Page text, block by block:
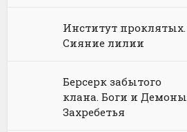
Языкознание
Научная фантастика
Социальная фантастика
Любовное фэнтези
Ужасы и Мистика
Институт проклятых.
Сияние лилии
Берсерк забытого
клана. Боги и Демоны
Захребетья